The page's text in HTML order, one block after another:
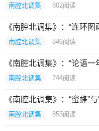
南腔北调集 802阅读
《南腔北调集》：“连环图
南腔北调集 846阅读
《南腔北调集》：“论语一
南腔北调集 744阅读
《南腔北调集》：“蜜蜂”与
南腔北调集 855阅读